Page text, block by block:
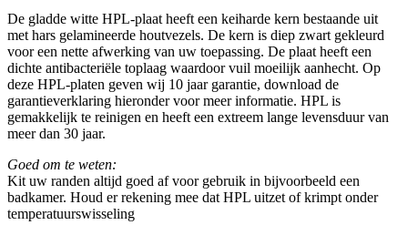
De gladde witte HPL-plaat heeft een keiharde kern bestaande uit
met hars gelamineerde houtvezels. De kern is diep zwart gekleurd
voor een nette afwerking van uw toepassing. De plaat heeft een
dichte antibacteriële toplaag waardoor vuil moeilijk aanhecht. Op
deze HPL-platen geven wij 10 jaar garantie, download de
garantieverklaring hieronder voor meer informatie. HPL is
gemakkelijk te reinigen en heeft een extreem lange levensduur van
meer dan 30 jaar.
Goed om te weten:
Kit uw randen altijd goed af voor gebruik in bijvoorbeeld een
badkamer. Houd er rekening mee dat HPL uitzet of krimpt onder
temperatuurswisseling